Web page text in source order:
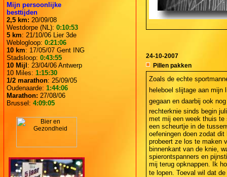
Mijn persoonlijke
besttijden
2,5 km: 20/09/08
Westdorpe (NL): 0:10:53
5 km: 21/10/06 Lier 3de
Weblogloop: 0:21:06
10 km: 17/05/07 Gent ING
Stadsloop: 0:43:55
10 Mijl: 23/04/06 Antwerp
10 Miles: 1:15:30
1/2 marathon: 25/09/05
Oudenaarde: 1:44:06
Marathon: 27/08/06
Brussel: 4:09:05
24-10-2007
Pillen pakken
Zoals de echte
heleboel slijtage aan mijn
gegaan en daarbij ook
rechterknie sinds begin
met mij een week thuis te
een scheurtje in de
oefeningen doen zodat
probeert ze los te maken
binnenkant van de knie,
spierontspanners en
mij terug opknappen. Ik
te lopen. Toeval wil dat